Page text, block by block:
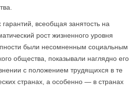
всеобщая занятость на
рост жизненного уровня
были несомненным социальным
общества, показывали наглядно его
с положением трудящихся в те
странах, а особенно — в странах